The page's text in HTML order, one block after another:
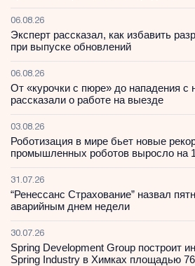
06.08.26
Эксперт рассказал, как избавить
при выпуске обновлений
06.08.26
От «курочки с пюре» до нападения с
рассказали о работе на выезде
03.08.26
Роботизация в мире бьет новые
промышленных роботов выросло на
31.07.26
“Ренессанс Страхование” назвал
аварийным днем недели
30.07.26
Spring Development Group построит
Spring Industry в Химках площадью